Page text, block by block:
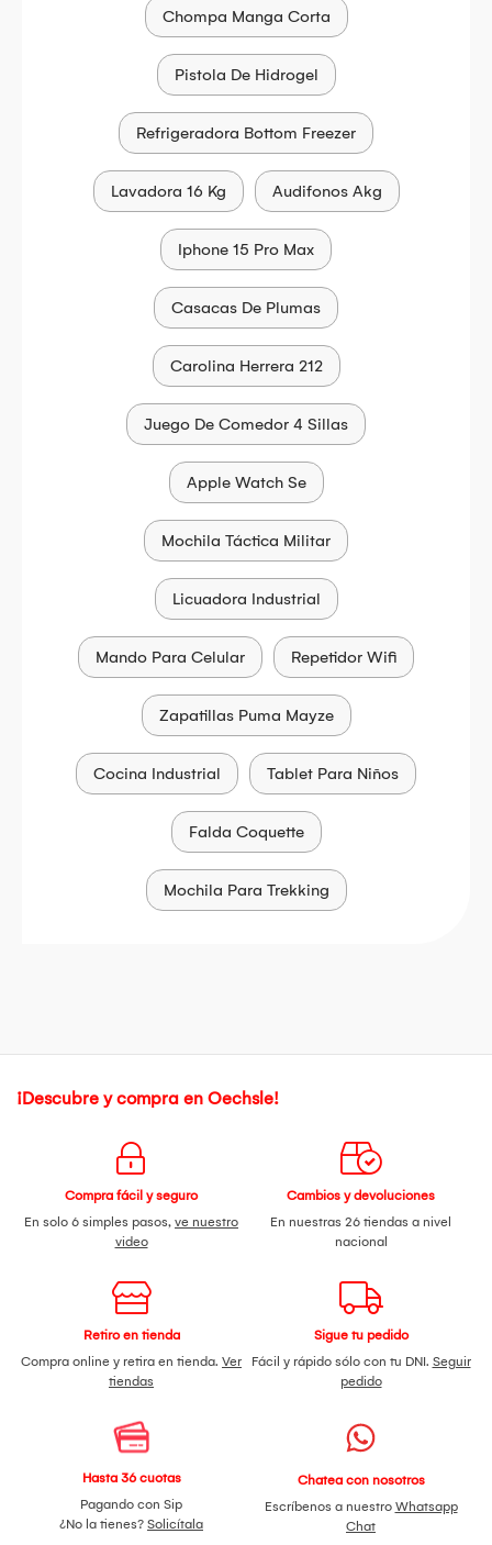
Chompa Manga Corta
Pistola De Hidrogel
Refrigeradora Bottom Freezer
Lavadora 16 Kg Audifonos Akg
Iphone 15 Pro Max
Casacas De Plumas
Carolina Herrera 212
Juego De Comedor 4 Sillas
Apple Watch Se
Mochila Táctica Militar
Licuadora Industrial
Mando Para Celular Repetidor Wifi
Zapatillas Puma Mayze
Cocina Industrial Tablet Para Niños
Falda Coquette
Mochila Para Trekking
¡Descubre y compra en Oechsle!
Compra fácil y seguro
En solo 6 simples pasos, ve nuestro
video
Cambios y devoluciones
En nuestras 26 tiendas a nivel
nacional
Retiro en tienda
Compra online y retira en tienda. Ver
tiendas
Sigue tu pedido
Fácil y rápido sólo con tu DNI. Seguir
pedido
Hasta 36 cuotas
Pagando con Sip
¿No la tienes? Solicítala
Chatea con nosotros
Escríbenos a nuestro Whatsapp
Chat